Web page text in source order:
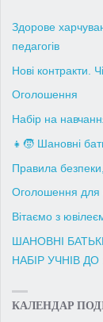
Здорове
педагогів
Нові контракти.
Оголошення
Набір на
👧🧒 Шановні
Правила
Оголошення для
Вітаємо з
ШАНОВНІ
НАБІР УЧНІВ ДО
КАЛЕНДАР